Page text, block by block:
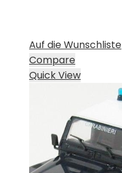
Auf die Wunschliste
Compare
Quick View